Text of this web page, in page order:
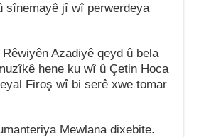
sînemayê jî wî perwerdeya
Azadiyê qeyd û bela
hene ku wî û Çetin Hoca
Firoş wî bi serê xwe tomar
Mewlana dixebite.